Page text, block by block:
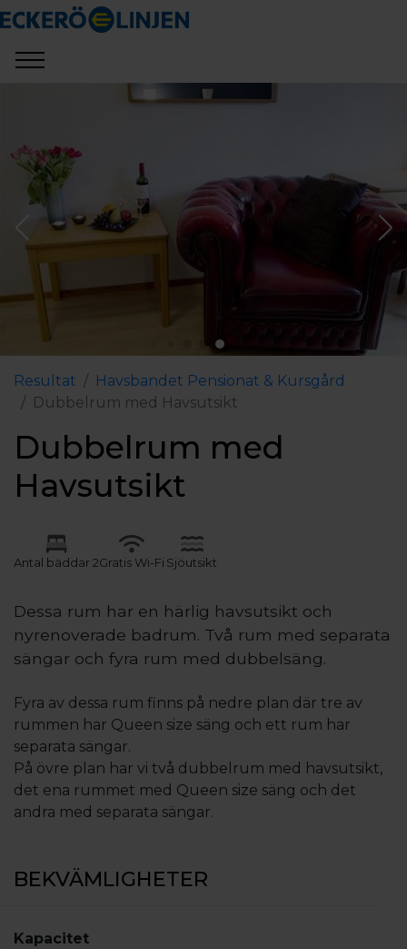
Resultat
Havsbandet Pensionat & Kursgård
Dubbelrum med Havsutsikt
Dubbelrum med
Havsutsikt
Antal bäddar 2Gratis Wi-Fi Sjöutsikt
Dessa rum har en härlig havsutsikt och
nyrenoverade badrum. Två rum med separata
sängar och fyra rum med dubbelsäng.
Fyra av dessa rum finns på nedre plan där tre av
rummen har Queen size säng och ett rum har
separata sängar.
På övre plan har vi två dubbelrum med havsutsikt,
det ena rummet med Queen size säng och det
andra med separata sängar.
BEKVÄMLIGHETER
Kapacitet